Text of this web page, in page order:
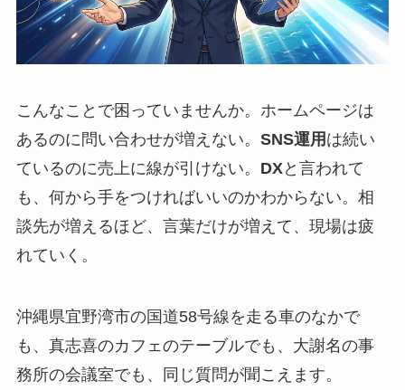
こんなことで困っていませんか。ホームページは
あるのに問い合わせが増えない。 SNS運用 は続い
ているのに売上に線が引けない。 DXと言われて
も、何から手をつければいいのかわからない。相
談先が増えるほど、言葉だけが増えて、現場は疲
れていく。
沖縄県宜野湾市の国道58号線を走る車のなかで
も、真志喜のカフェのテーブルでも、大謝名の事
務所の会議室でも、同じ質問が聞こえます。